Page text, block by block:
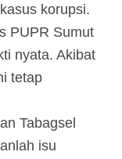
korupsi.
PUPR Sumut
nyata. Akibat
tetap
Tabagsel
isu